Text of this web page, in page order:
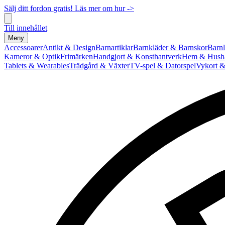
Sälj ditt fordon gratis! Läs mer om hur ->
Till innehållet
Meny
AccessoarerAntikt & DesignBarnartiklarBarnkläder & Barnskor
Kameror & OptikFrimärkenHandgjort & KonsthantverkHem &
Tablets & WearablesTrädgård & VäxterTV-spel & DatorspelVykort